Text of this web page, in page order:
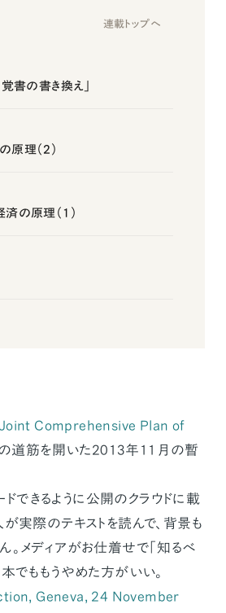
連載トップへ
書の書き換え」
理（2）
の原理（1）
Comprehensive Plan of
道筋を開いた2013年11月の暫
できるように公開のクラウドに載
が実際のテキストを読んで、背景も
。メディアがお仕着せで「知るべ
でももうやめた方がいい。
Geneva, 24 November